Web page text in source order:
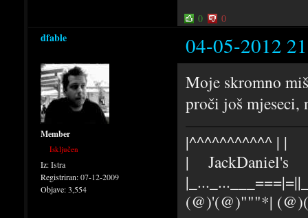
0 0
dfable 04-05-2012
Member
Isključen
Iz:Istra
Registriran:07-12-2009
Objave:3,554
Moje skromno
proči još
|^^^^^^^^^^^ | |
| JackDaniel's
(@)'(@)"""*|